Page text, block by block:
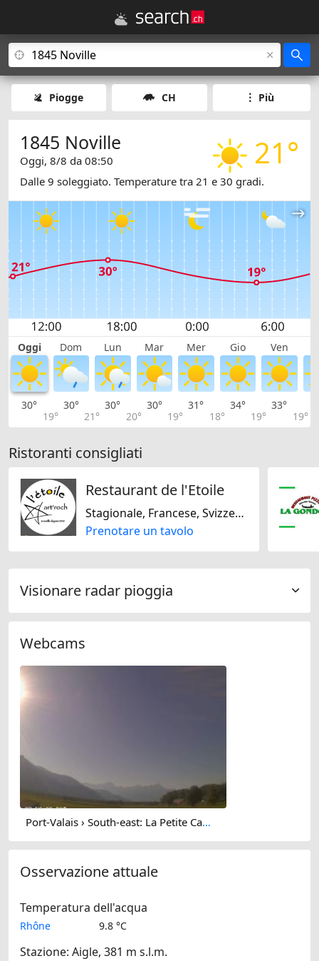
Piogge CH Più
21°
1845 Noville
Oggi, 8/8 da 08:50
Dalle 9 soleggiato. Temperature tra 21 e 30 gradi.
Oggi Dom Lun Mar Mer Gio Ven
30°
19°
30°
21°
30°
20°
30°
19°
31°
18°
34°
19°
33°
19°
Ristoranti consigliati
Restaurant de l'Etoile
Stagionale, Francese, Svizzera, Internazionale, Mediterranea, Regionale, Senza glutine, Senza lattosio
Prenotare un tavolo
Visionare radar pioggia
Webcams
Port-Valais › South-east: La Petite Camargue
Osservazione attuale
Temperatura dell'acqua
Rhône 9.8 °C
Stazione: Aigle, 381 m s.l.m.